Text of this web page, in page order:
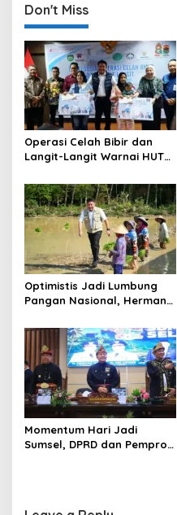
a
v
i
g
a
t
i
n
Don't Miss
Operasi Celah Bibir dan
Langit-Langit Warnai HUT
Manfaatnya Sangat Besar
Optimistis Jadi Lumbung
Pangan Nasional, Herman
Gabah Sumsel Tembus 5
Juta Ton
Momentum Hari Jadi
Sumsel, DPRD dan Pemprov